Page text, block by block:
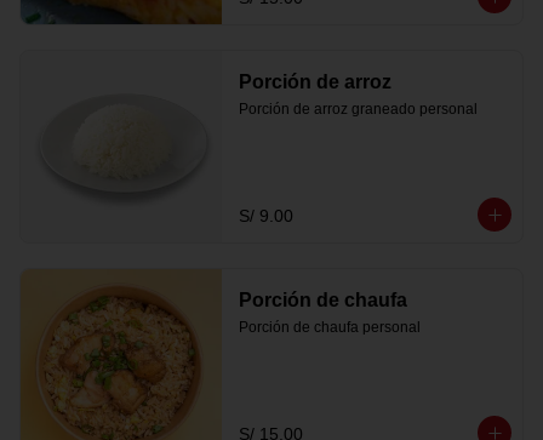
Porción de arroz
Porción de arroz graneado personal
S/ 9.00
Porción de chaufa
Porción de chaufa personal
S/ 15.00